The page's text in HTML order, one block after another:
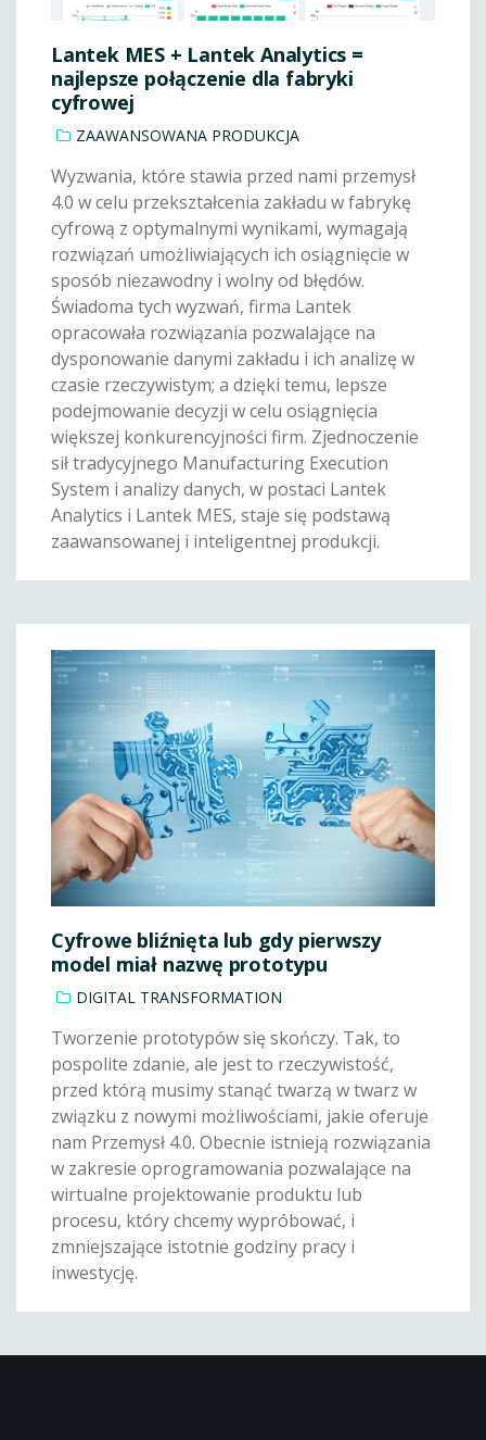
Lantek MES + Lantek Analytics =
najlepsze połączenie dla fabryki
cyfrowej
ZAAWANSOWANA PRODUKCJA
Wyzwania, które stawia przed nami przemysł
4.0 w celu przekształcenia zakładu w fabrykę
cyfrową z optymalnymi wynikami, wymagają
rozwiązań umożliwiających ich osiągnięcie w
sposób niezawodny i wolny od błędów.
Świadoma tych wyzwań, firma Lantek
opracowała rozwiązania pozwalające na
dysponowanie danymi zakładu i ich analizę w
czasie rzeczywistym; a dzięki temu, lepsze
podejmowanie decyzji w celu osiągnięcia
większej konkurencyjności firm. Zjednoczenie
sił tradycyjnego Manufacturing Execution
System i analizy danych, w postaci Lantek
Analytics i Lantek MES, staje się podstawą
zaawansowanej i inteligentnej produkcji.
Cyfrowe bliźnięta lub gdy pierwszy
model miał nazwę prototypu
DIGITAL TRANSFORMATION
Tworzenie prototypów się skończy. Tak, to
pospolite zdanie, ale jest to rzeczywistość,
przed którą musimy stanąć twarzą w twarz w
związku z nowymi możliwościami, jakie oferuje
nam Przemysł 4.0. Obecnie istnieją rozwiązania
w zakresie oprogramowania pozwalające na
wirtualne projektowanie produktu lub
procesu, który chcemy wypróbować, i
zmniejszające istotnie godziny pracy i
inwestycję.